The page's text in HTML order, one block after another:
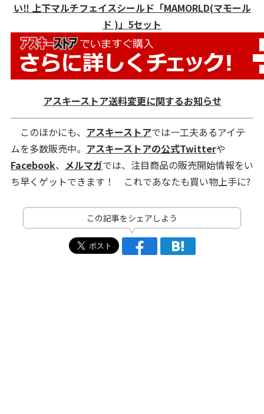
い‼ 上下マルチフェイスシールド「MAMORLD(マモール
ド )」5セット
アスキーストア送料変更に関するお知らせ
このほかにも、 アスキーストアでは一工夫あるアイテ
ムを多数販売中。 アスキーストアの公式Twitterや
Facebook、 メルマガでは、注目商品の販売開始情報をい
ち早くゲットできます！ これであなたも買い物上手に?
この記事をシェアしよう